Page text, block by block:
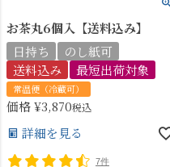
お茶丸6個入【送料込み】
日持ち
のし紙可
送料込み
最短出荷対象
常温便（冷蔵可）
価格¥3,870税込
詳細を見る
7件